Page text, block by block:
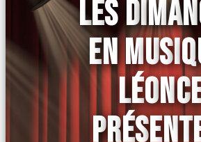
LES
EN